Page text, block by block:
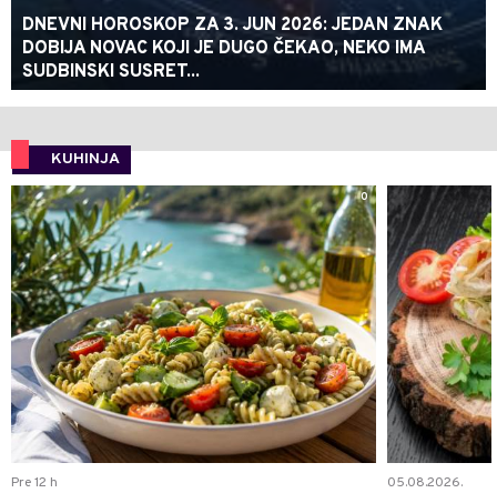
DNEVNI HOROSKOP ZA 3. JUN 2026: JEDAN ZNAK
DOBIJA NOVAC KOJI JE DUGO ČEKAO, NEKO IMA
SUDBINSKI SUSRET...
KUHINJA
0
Pre 12 h 05.08.2026.